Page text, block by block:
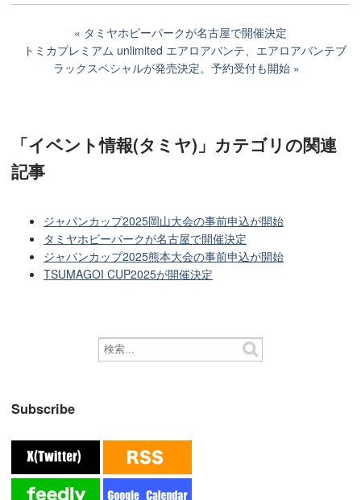
タミヤホビーパークが名古屋で開催決定
トミカプレミアム unlimited エアロアバンテ、エアロアバンテブ
ラックスペシャルが発売決定。予約受付も開始
「イベント情報(タミヤ)」カテゴリの関連
記事
ジャパンカップ2025岡山大会の事前申込が開始
タミヤホビーパークが名古屋で開催決定
ジャパンカップ2025熊本大会の事前申込が開始
TSUMAGOI CUP2025が開催決定
Subscribe